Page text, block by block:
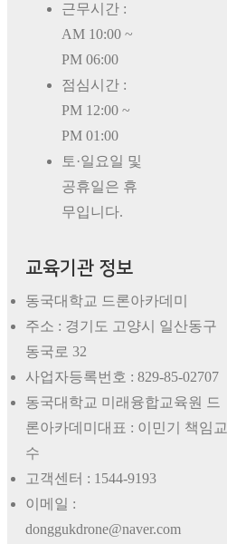
근무시간 :
AM 10:00 ~
PM 06:00
점심시간 :
PM 12:00 ~
PM 01:00
토·일요일 및
공휴일은 휴
무입니다.
교육기관 정보
동국대학교 드론아카데미
주소 : 경기도 고양시 일산동구
동국로 32
사업자등록번호 : 829-85-02707
동국대학교 미래융합교육원 드
론아카데미대표 : 이민기 책임교
수
고객센터 : 1544-9193
이메일 :
donggukdrone@naver.com